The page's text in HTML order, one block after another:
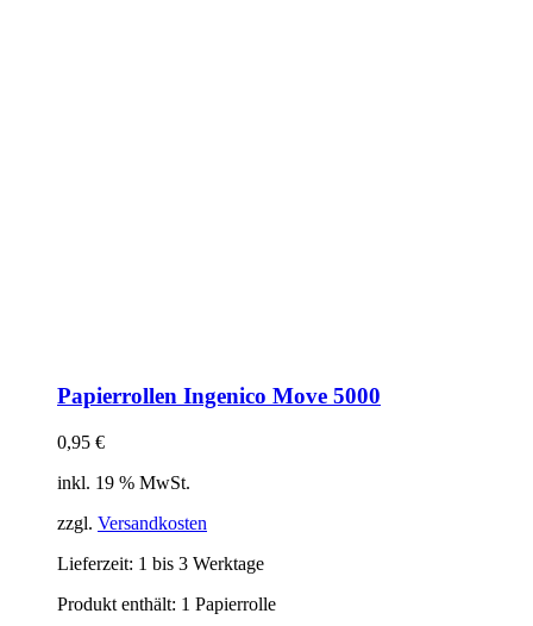
Papierrollen Ingenico Move 5000
0,95 €
inkl. 19 % MwSt.
zzgl. Versandkosten
Lieferzeit: 1 bis 3 Werktage
Produkt enthält: 1 Papierrolle